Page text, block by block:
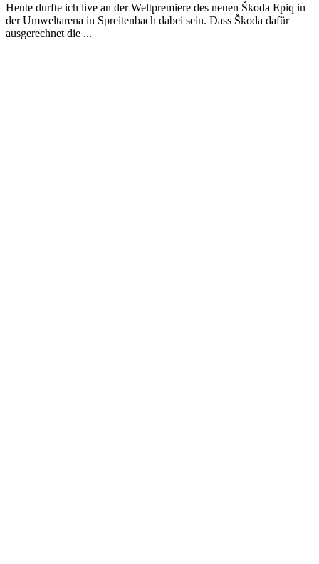
Heute durfte ich live an der Weltpremiere des neuen Škoda Epiq in
der Umweltarena in Spreitenbach dabei sein. Dass Škoda dafür
ausgerechnet die ...